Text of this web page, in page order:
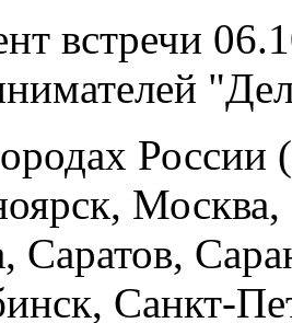
встречи
России
Саратов,
Санкт-